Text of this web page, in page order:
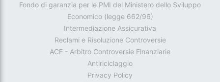
Fondo di garanzia per le PMI del Ministero dello Sviluppo
Economico (legge 662/96)
Intermediazione Assicurativa
Reclami e Risoluzione Controversie
ACF - Arbitro Controversie Finanziarie
Antiriciclaggio
Privacy Policy